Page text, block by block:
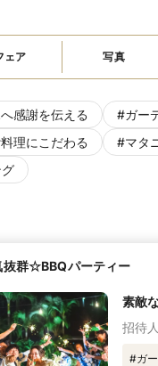
ェア 写真
感謝を伝える #ガー
料理にこだわる #マタ
抜群☆BBQパーティー
素敵
招待
#ガ